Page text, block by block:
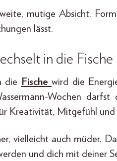
mutige Absicht.
lässt.
in die Fische
die Fische wird die
Wochen
Kreativität, Mitgefühl und
vielleicht auch müder.
und dich mit deiner